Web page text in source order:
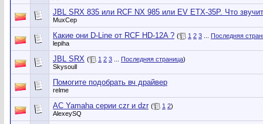
JBL SRX 835 или RCF NX 985 или EV ETX-35P. Что
MuxCep
Какие они D-Line от RCF HD-12A ? ( 1 2 3 Последняя
lepiha
JBL SRX ( 1 2 3 Последняя страница)
Skysoull
Помогите подобрать вч драйвер
relme
АС Yamaha серии czr и dzr ( 1 2)
AlexeySQ